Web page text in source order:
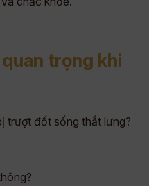
trọng khi
trượt đốt sống thắt lưng?